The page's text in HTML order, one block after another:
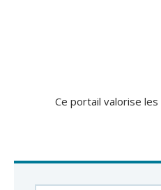
Ce portail valorise les